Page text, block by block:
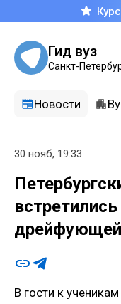
Гид вуз
Санкт-
Новости
30 нояб, 19:33
дрейфующей
В гости к